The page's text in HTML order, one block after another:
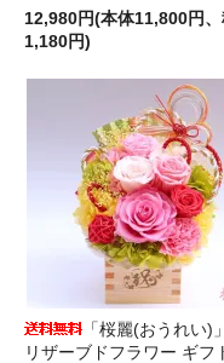
12,980円(本体11,800円
1,180円)
「桜麗(おうれい)
リザーブドフラワー ギフ